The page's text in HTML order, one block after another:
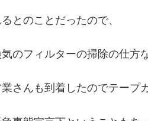
とのことだったので、
のフィルターの掃除の仕方
さんも到着したのでテープ